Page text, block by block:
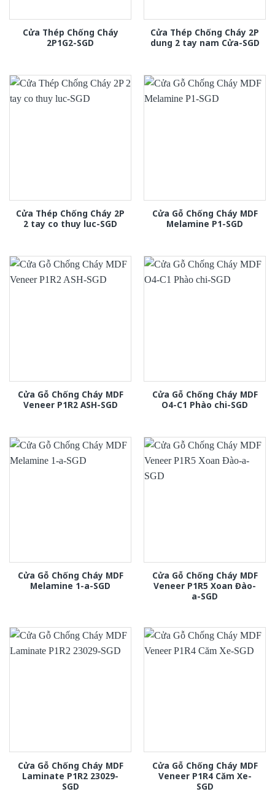
Cửa Thép Chống Cháy
2P1G2-SGD
Cửa Thép Chống Cháy 2P
dung 2 tay nam Cửa-SGD
Cửa Thép Chống Cháy 2P
2 tay co thuy luc-SGD
Cửa Gỗ Chống Cháy MDF
Melamine P1-SGD
Cửa Gỗ Chống Cháy MDF
Veneer P1R2 ASH-SGD
Cửa Gỗ Chống Cháy MDF
O4-C1 Phào chi-SGD
Cửa Gỗ Chống Cháy MDF
Melamine 1-a-SGD
Cửa Gỗ Chống Cháy MDF
Veneer P1R5 Xoan Đào-
a-SGD
Cửa Gỗ Chống Cháy MDF
Laminate P1R2 23029-
SGD
Cửa Gỗ Chống Cháy MDF
Veneer P1R4 Căm Xe-
SGD